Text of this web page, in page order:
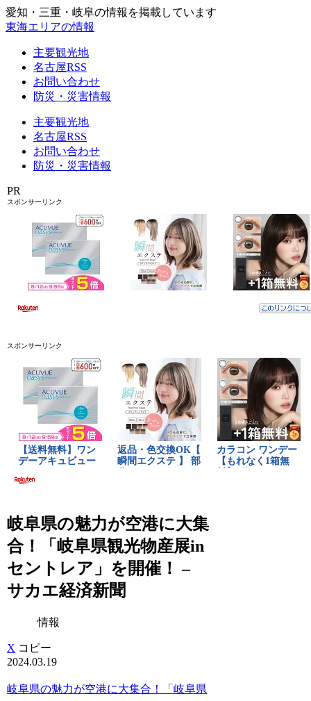
愛知・三重・岐阜の情報を掲載しています
東海エリアの情報
主要観光地
名古屋RSS
お問い合わせ
防災・災害情報
主要観光地
名古屋RSS
お問い合わせ
防災・災害情報
PR
スポンサーリンク
スポンサーリンク
岐阜県の魅力が空港に大集
合！「岐阜県観光物産展in
セントレア」を開催！ –
サカエ経済新聞
情報
X コピー
2024.03.19
岐阜県の魅力が空港に大集合！「岐阜県